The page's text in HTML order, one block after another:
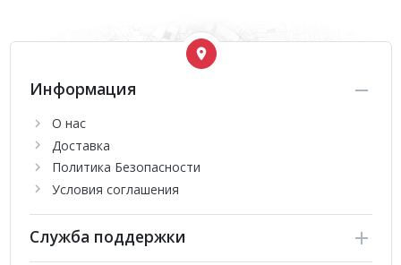
Информация
О нас
Доставка
Политика Безопасности
Условия соглашения
Служба поддержки